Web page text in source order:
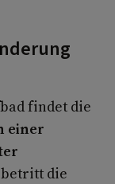
findet die
einer
die